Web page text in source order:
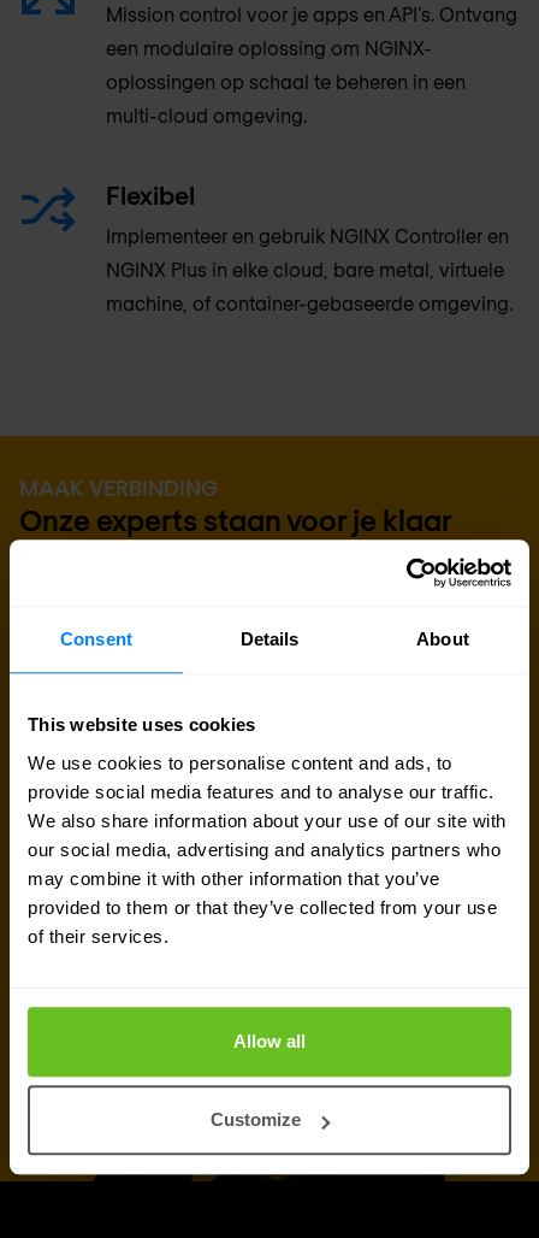
Consent Details About
This website uses cookies
We use cookies to personalise content and ads, to
provide social media features and to analyse our traffic.
We also share information about your use of our site with
our social media, advertising and analytics partners who
may combine it with other information that you’ve
provided to them or that they’ve collected from your use
of their services.
Allow all
Customize
Mission control voor je apps en API's. Ontvang
een modulaire oplossing om NGINX-
oplossingen op schaal te beheren in een
multi-cloud omgeving.
Flexibel
Implementeer en gebruik NGINX Controller en
NGINX Plus in elke cloud, bare metal, virtuele
machine, of container-gebaseerde omgeving.
MAAK VERBINDING
Onze experts staan voor je klaar
Ben je op zoek naar prijsinformatie, technische
team van experts in
Brusselstaat klaar om je te
Contact met expert
Offerte aanvragen